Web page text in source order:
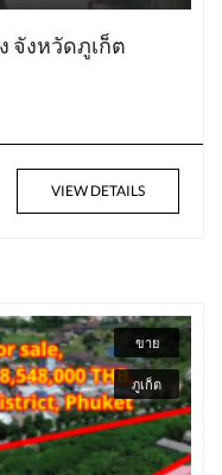
จังหวัดภูเก็ต
VIEW DETAILS
ขาย
ภูเก็ต